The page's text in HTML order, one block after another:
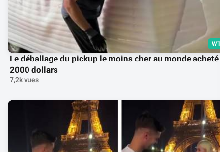
Le déballage du pickup le moins cher au monde acheté
2000 dollars
7,2k vues